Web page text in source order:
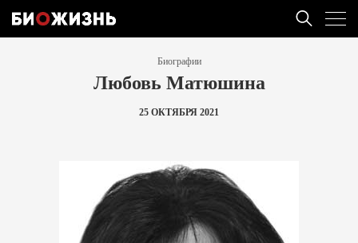
Биографии
Любовь Матюшина
25 ОКТЯБРЯ 2021